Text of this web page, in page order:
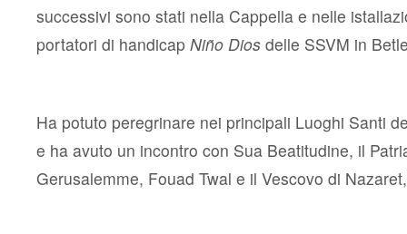
successivi sono stati nella Cappella e nelle
portatori di handicap Niño Dios delle SSVM in
Ha potuto peregrinare nei principali Luoghi Santi
e ha avuto un incontro con Sua Beatitudine, il
Gerusalemme, Fouad Twal e il Vescovo di